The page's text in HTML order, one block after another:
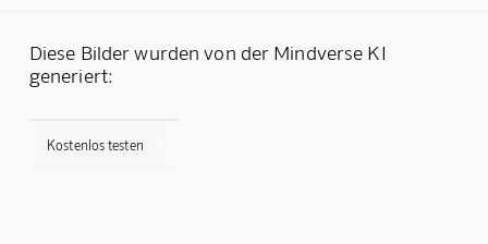
Diese Bilder wurden von der Mindverse KI
generiert:
Kostenlos testen